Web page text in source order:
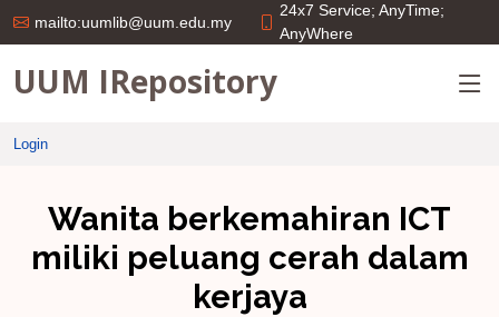
mailto:uumlib@uum.edu.my
24x7 Service; AnyTime;
AnyWhere
UUM IRepository
Login
Wanita berkemahiran ICT
miliki peluang cerah dalam
kerjaya